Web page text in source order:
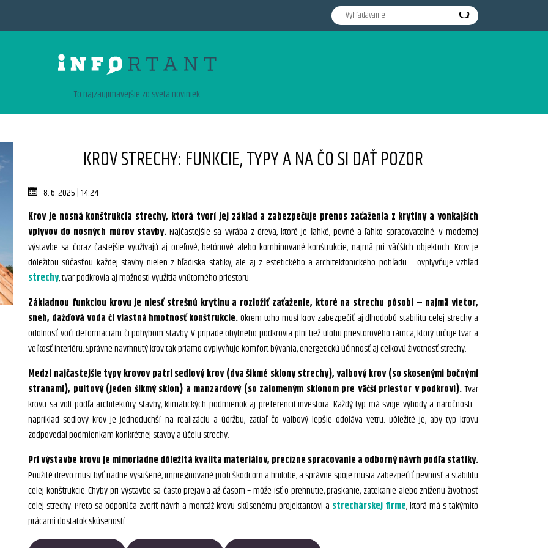
To najzaujimavejšie zo sveta noviniek
KROV STRECHY: FUNKCIE, TYPY A NA ČO SI DAŤ POZOR
8. 6. 2025 | 14:24
Krov je nosná konštrukcia strechy, ktorá tvorí jej základ a zabezpečuje prenos zaťaženia z krytiny a vonkajších
vplyvov do nosných múrov stavby.Najčastejšie sa vyrába z dreva, ktoré je ľahké, pevné a ľahko spracovateľné. V modernej
výstavbe sa čoraz častejšie využívajú aj oceľové, betónové alebo kombinované konštrukcie, najmä pri väčších objektoch. Krov je
dôležitou súčasťou každej stavby nielen z hľadiska statiky, ale aj z estetického a architektonického pohľadu – ovplyvňuje vzhľad
strechy, tvar podkrovia aj možnosti využitia vnútorného priestoru.
Základnou funkciou krovu je niesť strešnú krytinu a rozložiť zaťaženie, ktoré na strechu pôsobí – najmä vietor,
sneh, dažďová voda či vlastná hmotnosť konštrukcie.Okrem toho musí krov zabezpečiť aj dlhodobú stabilitu celej strechy a
odolnosť voči deformáciám či pohybom stavby. V prípade obytného podkrovia plní tiež úlohu priestorového rámca, ktorý určuje tvar a
veľkosť interiéru. Správne navrhnutý krov tak priamo ovplyvňuje komfort bývania, energetickú účinnosť aj celkovú životnosť strechy.
Medzi najčastejšie typy krovov patrí sedlový krov (dva šikmé sklony strechy), valbový krov (so skosenými bočnými
stranami), pultový (jeden šikmý sklon) a manzardový (so zalomeným sklonom pre väčší priestor v podkroví).Tvar
krovu sa volí podľa architektúry stavby, klimatických podmienok aj preferencií investora. Každý typ má svoje výhody a náročnosti –
napríklad sedlový krov je jednoduchší na realizáciu a údržbu, zatiaľ čo valbový lepšie odoláva vetru. Dôležité je, aby typ krovu
zodpovedal podmienkam konkrétnej stavby a účelu strechy.
Pri výstavbe krovu je mimoriadne dôležitá kvalita materiálov, precízne spracovanie a odborný návrh podľa statiky.
Použité drevo musí byť riadne vysušené, impregnované proti škodcom a hnilobe, a správne spoje musia zabezpečiť pevnosť a stabilitu
celej konštrukcie. Chyby pri výstavbe sa často prejavia až časom – môže ísť o prehnutie, praskanie, zatekanie alebo zníženú životnosť
celej strechy. Preto sa odporúča zveriť návrh a montáž krovu skúsenému projektantovi a strechárskej firme, ktorá má s takýmito
prácami dostatok skúseností.